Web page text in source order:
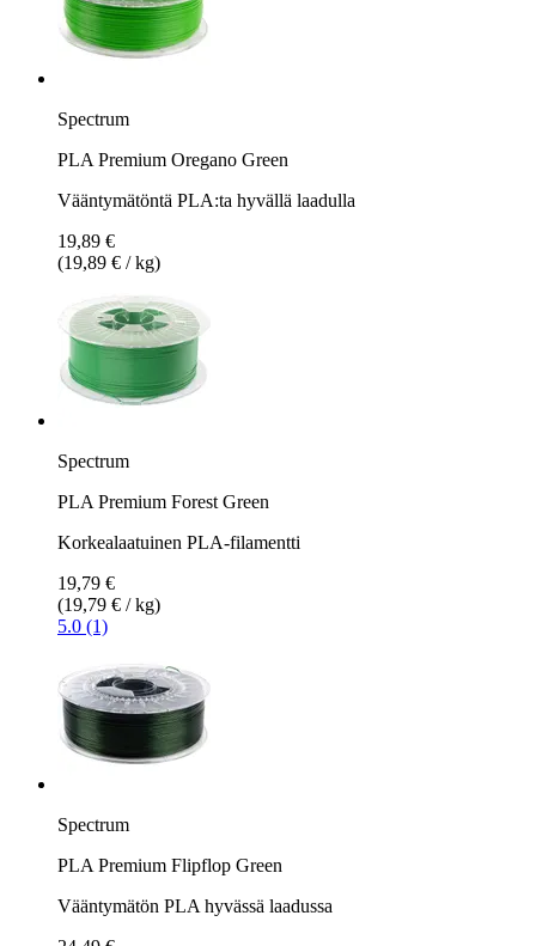
Spectrum
PLA Premium Oregano Green
Vääntymätöntä PLA:ta hyvällä laadulla
19,89 €
(19,89 € / kg)
Spectrum
PLA Premium Forest Green
Korkealaatuinen PLA-filamentti
19,79 €
(19,79 € / kg)
5.0 (1)
Spectrum
PLA Premium Flipflop Green
Vääntymätön PLA hyvässä laadussa